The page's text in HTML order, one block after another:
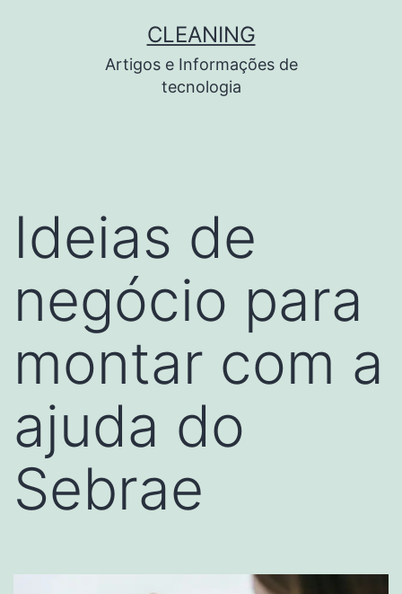
CLEANING
Artigos e Informações de
tecnologia
Ideias de
negócio para
montar com a
ajuda do
Sebrae